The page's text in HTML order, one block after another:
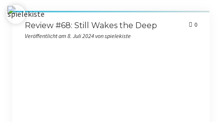
Durchgewalkt
Datenschutzerklärung
Review #68: Still Wakes the Deep
Veröffentlicht am 8. Juli 2024 von spielekiste
0